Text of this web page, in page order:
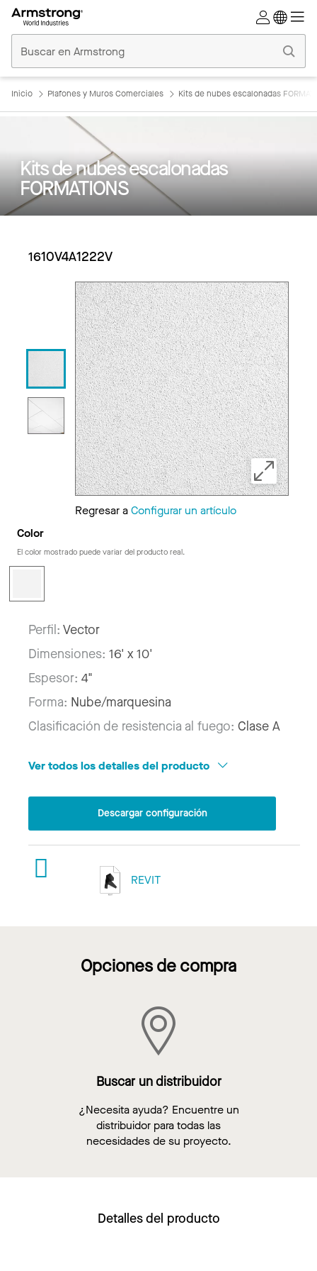
Comerciales
Inicio
Inicio Plafones y Muros Comerciales Kits de nubes escalonadas
Kits de nubes escalonadas
FORMATIONS
1610V4A1222V
Regresar aConfigurar un artículo
Color
El color mostrado puede variar del producto real.
Perfil: Vector
Dimensiones: 16' x 10'
Espesor: 4"
Forma: Nube/marquesina
Clasificación de resistencia al fuego: Clase A
Ver todos los detalles del producto
Descargar configuración
REVIT
Opciones de compra
Buscar un distribuidor
¿Necesita ayuda? Encuentre un
distribuidor para todas las
necesidades de su proyecto.
Detalles del producto